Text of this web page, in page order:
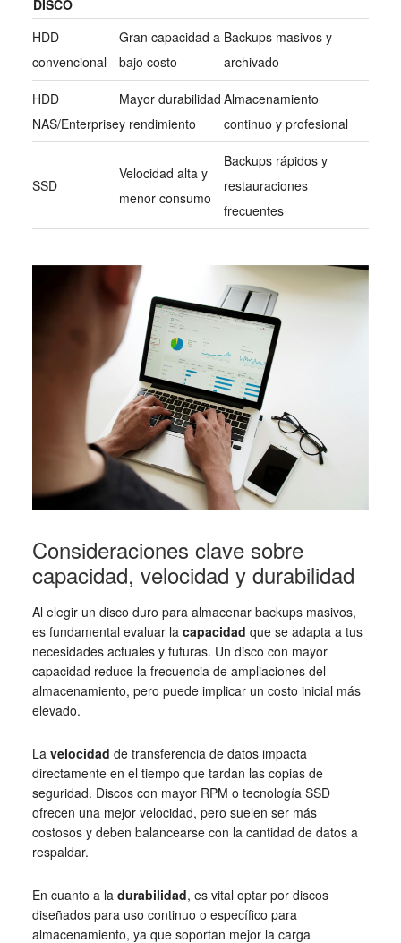
DISCO
HDD
convencional
Gran capacidad a
bajo costo
Backups masivos y
archivado
HDD
NAS/Enterprise
Mayor durabilidad
y rendimiento
Almacenamiento
continuo y profesional
SSD
Velocidad alta y
menor consumo
Backups rápidos y
restauraciones
frecuentes
Consideraciones clave sobre
capacidad, velocidad y durabilidad
Al elegir un disco duro para almacenar backups masivos,
es fundamental evaluar la capacidad que se adapta a tus
necesidades actuales y futuras. Un disco con mayor
capacidad reduce la frecuencia de ampliaciones del
almacenamiento, pero puede implicar un costo inicial más
elevado.
La velocidad de transferencia de datos impacta
directamente en el tiempo que tardan las copias de
seguridad. Discos con mayor RPM o tecnología SSD
ofrecen una mejor velocidad, pero suelen ser más
costosos y deben balancearse con la cantidad de datos a
respaldar.
En cuanto a la durabilidad, es vital optar por discos
diseñados para uso continuo o específico para
almacenamiento, ya que soportan mejor la carga